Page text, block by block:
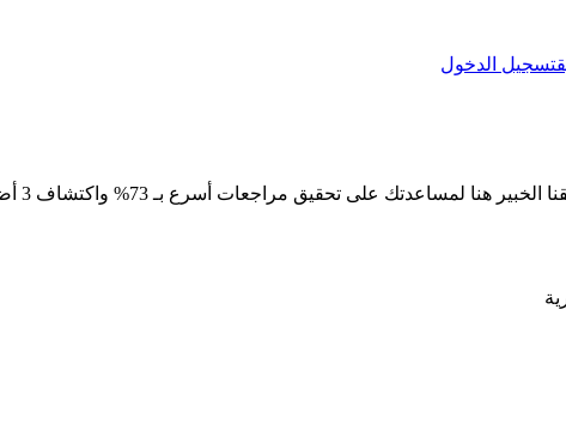
تسجيل الدخول
على تحقيق مراجعات أسرع بـ 73% واكتشاف 3 أضعاف الأخطاء الحرجة.